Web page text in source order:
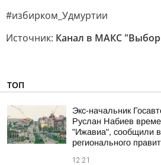
#избирком_Удмуртии
Источник: Канал в МАКС
ТОП
Экс-начальник
Руслан Набиев
"Ижавиа", сообщили
регионального
12:21